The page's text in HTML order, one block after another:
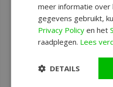
Ø 40 mm
Navihawk Eco-Drive
meer informatie over
gegevens gebruikt,
Privacy Policy en het
raadplegen. Lees
DETAILS